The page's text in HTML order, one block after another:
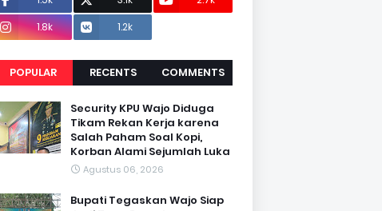
1.8k
1.2k
POPULAR RECENTS COMMENTS
Security KPU Wajo Diduga
Tikam Rekan Kerja karena
Salah Paham Soal Kopi,
Korban Alami Sejumlah Luka
Agustus 06, 2026
Bupati Tegaskan Wajo Siap